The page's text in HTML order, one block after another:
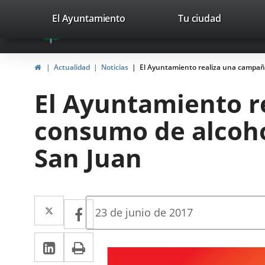
Portal
Web
del
Valladolid
avaTop
valladolid.es
El Ayuntamiento Tu ciudad
InicioActualidad Noticias El Ayuntamiento realiza una
El Ayuntamiento
consumo de
San Juan
Twitter
Enlace
a
una
Facebook
Enlace
a
una
LinkedIn
Enlace Imprimir
Fecha
la
noticia
23 de junio de 2017